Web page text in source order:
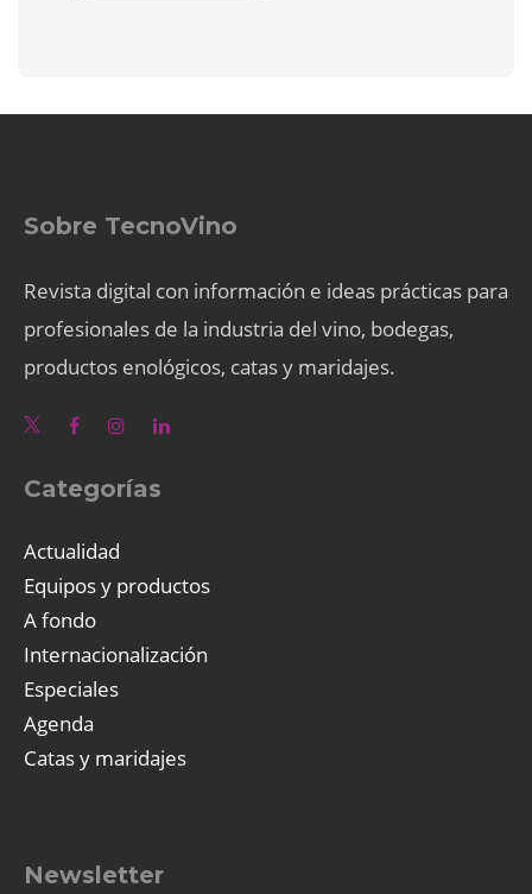
Sobre TecnoVino
Revista digital con información e ideas prácticas para
profesionales de la industria del vino, bodegas,
productos enológicos, catas y maridajes.
Categorías
Actualidad
Equipos y productos
A fondo
Internacionalización
Especiales
Agenda
Catas y maridajes
Newsletter